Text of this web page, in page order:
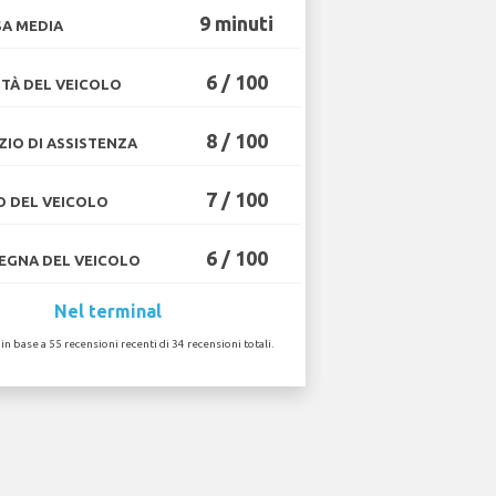
MEDIA 9 minuti
DEL VEICOLO 6 / 100
DI ASSISTENZA 8 / 100
DEL VEICOLO 7 / 100
DEL VEICOLO 6 / 100
Nel terminal
base a 55 recensioni recenti di 34 recensioni totali.